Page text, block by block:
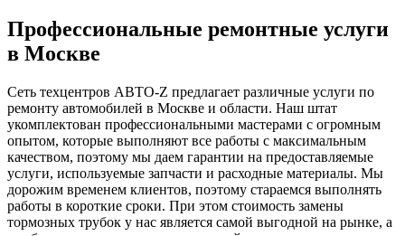
Профессиональные ремонтные услуги
в Москве
Сеть техцентров АВТО-Z предлагает различные услуги по
ремонту автомобилей в Москве и области. Наш штат
укомплектован профессиональными мастерами с огромным
опытом, которые выполняют все работы с максимальным
качеством, поэтому мы даем гарантии на предоставляемые
услуги, используемые запчасти и расходные материалы. Мы
дорожим временем клиентов, поэтому стараемся выполнять
работы в короткие сроки. При этом стоимость замены
тормозных трубок у нас является самой выгодной на рынке, а